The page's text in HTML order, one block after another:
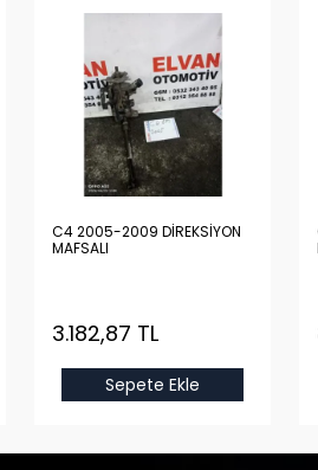
C4 2005-2009 DİREKSİYON
MAFSALI
3.182,87 TL
Sepete Ekle